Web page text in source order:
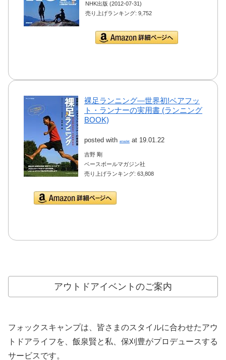
NHK出版 (2012-07-31)
売り上げランキング: 9,752
裸足ランニング―世界初!ベアフッ
ト・ランナーの実用書 (ランニング
BOOK)
posted with amazlet at 19.01.22
吉野 剛
ベースボールマガジン社
売り上げランキング: 63,808
アウトドアイベントのご案内
フォックスキャンプは、皆さまのスタイルに合わせたアウ
トドアライフを、飯泉賢と私、保刈豊がプロデュースする
サービスです。